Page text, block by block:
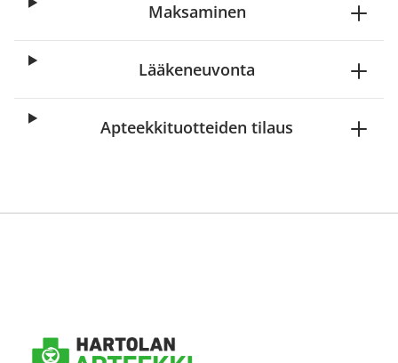
Maksaminen
Lääkeneuvonta
Apteekkituotteiden tilaus